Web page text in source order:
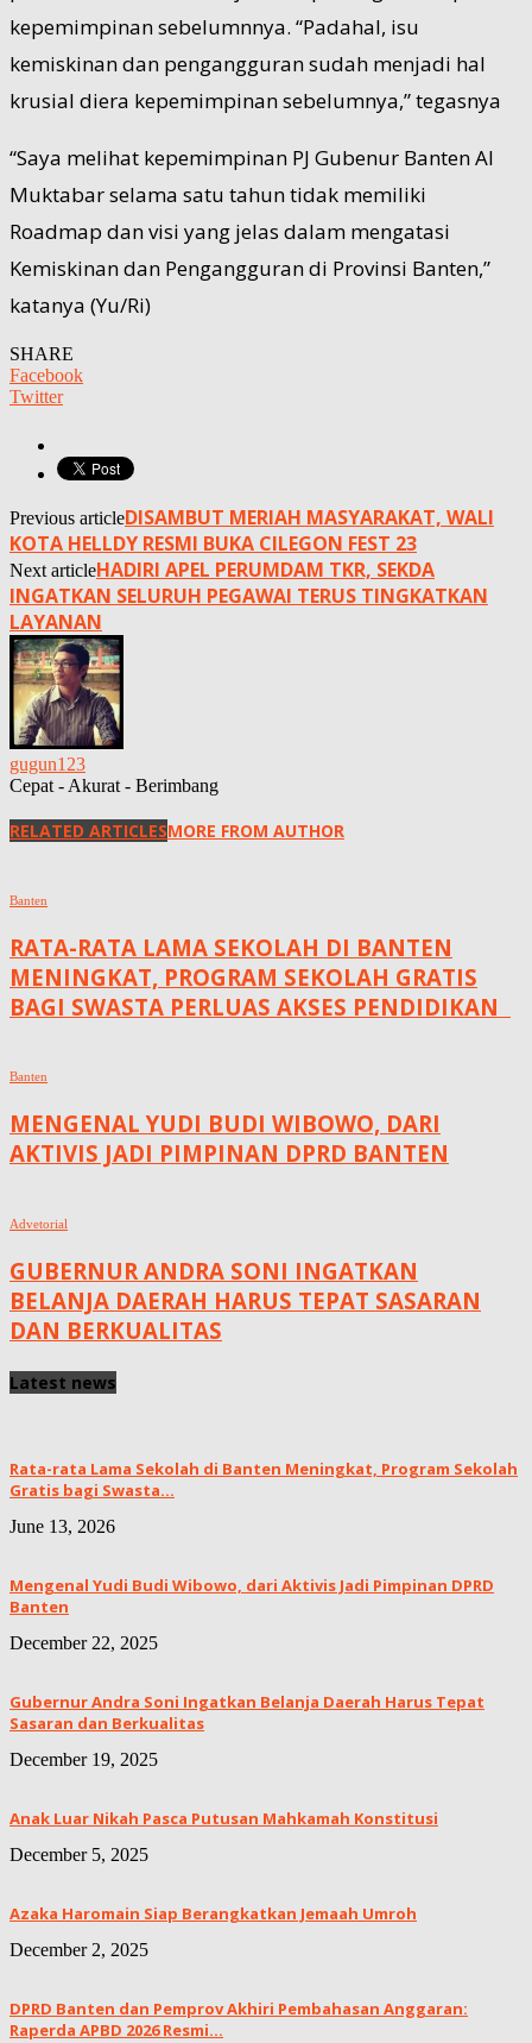
kepemimpinan sebelumnnya. “Padahal, isu
kemiskinan dan pengangguran sudah menjadi hal
krusial diera kepemimpinan sebelumnya,” tegasnya
“Saya melihat kepemimpinan PJ Gubenur Banten Al
Muktabar selama satu tahun tidak memiliki
Roadmap dan visi yang jelas dalam mengatasi
Kemiskinan dan Pengangguran di Provinsi Banten,”
katanya (Yu/Ri)
SHARE
Facebook
Twitter
Previous articleDISAMBUT MERIAH MASYARAKAT, WALI
KOTA HELLDY RESMI BUKA CILEGON FEST 23
Next articleHADIRI APEL PERUMDAM TKR, SEKDA
INGATKAN SELURUH PEGAWAI TERUS TINGKATKAN
LAYANAN
gugun123
Cepat - Akurat - Berimbang
RELATED ARTICLESMORE FROM AUTHOR
Banten
RATA-RATA LAMA SEKOLAH DI BANTEN
MENINGKAT, ‎PROGRAM SEKOLAH GRATIS
BAGI SWASTA PERLUAS AKSES PENDIDIKAN ‎ ‎
Banten
MENGENAL YUDI BUDI WIBOWO, DARI
AKTIVIS JADI PIMPINAN DPRD BANTEN
Advetorial
GUBERNUR ANDRA SONI INGATKAN
BELANJA DAERAH HARUS TEPAT SASARAN
DAN BERKUALITAS
Latest news
Rata-rata Lama Sekolah di Banten Meningkat, ‎Program Sekolah
Gratis bagi Swasta...
June 13, 2026
Mengenal Yudi Budi Wibowo, dari Aktivis Jadi Pimpinan DPRD
Banten
December 22, 2025
Gubernur Andra Soni Ingatkan Belanja Daerah Harus Tepat
Sasaran dan Berkualitas
December 19, 2025
Anak Luar Nikah Pasca Putusan Mahkamah Konstitusi
December 5, 2025
Azaka Haromain Siap Berangkatkan Jemaah Umroh
December 2, 2025
DPRD Banten dan Pemprov Akhiri Pembahasan Anggaran:
Raperda APBD 2026 Resmi...